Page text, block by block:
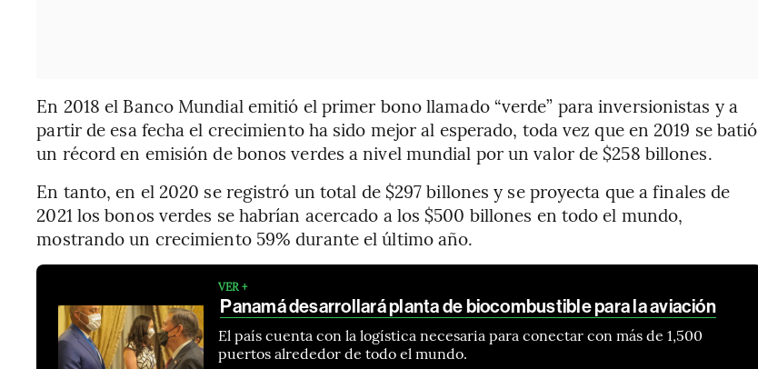
En 2018 el Banco Mundial emitió el primer bono llamado “verde” para inversionistas y a
partir de esa fecha el crecimiento ha sido mejor al esperado, toda vez que en 2019 se batió
un récord en emisión de bonos verdes a nivel mundial por un valor de $258 billones.
En tanto, en el 2020 se registró un total de $297 billones y se proyecta que a finales de
2021 los bonos verdes se habrían acercado a los $500 billones en todo el mundo,
mostrando un crecimiento 59% durante el último año.
VER +
Panamá desarrollará planta de biocombustible para la aviación
El país cuenta con la logística necesaria para conectar con más de 1,500
puertos alrededor de todo el mundo.